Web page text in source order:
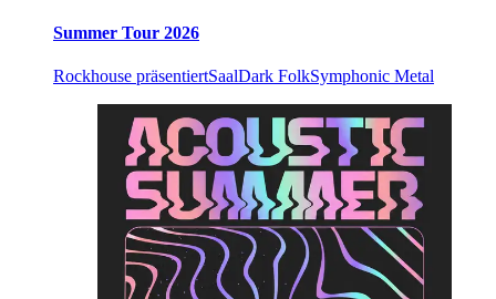
Summer Tour 2026
Rockhouse präsentiertSaalDark FolkSymphonic Metal